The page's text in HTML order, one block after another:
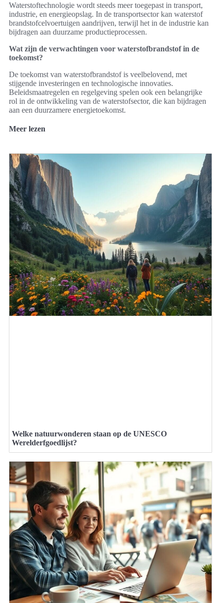
Waterstoftechnologie wordt steeds meer toegepast in transport,
industrie, en energieopslag. In de transportsector kan waterstof
brandstofcelvoertuigen aandrijven, terwijl het in de industrie kan
bijdragen aan duurzame productieprocessen.
Wat zijn de verwachtingen voor waterstofbrandstof in de
toekomst?
De toekomst van waterstofbrandstof is veelbelovend, met
stijgende investeringen en technologische innovaties.
Beleidsmaatregelen en regelgeving spelen ook een belangrijke
rol in de ontwikkeling van de waterstofsector, die kan bijdragen
aan een duurzamere energietoekomst.
Meer lezen
Welke natuurwonderen staan op de UNESCO
Werelderfgoedlijst?